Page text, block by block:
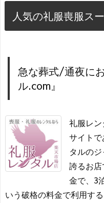
人気の礼服喪服ス
急な葬式/通夜に
ル.com』
礼服レ
サイト
タルの
誇るお
金で、3
いう破格の料金で利用す